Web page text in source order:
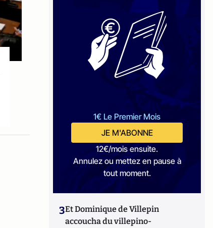
1€ Le Premier Mois
JE M'ABONNE
12€/mois ensuite.
Annulez ou mettez en pause à
tout moment.
3Et Dominique de Villepin
accoucha du villepino-